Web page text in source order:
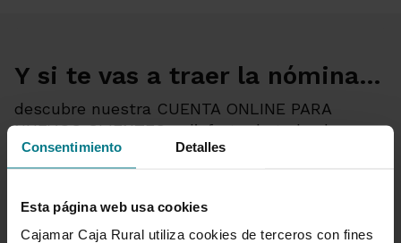
Consentimiento Detalles
Esta página web usa cookies
Cajamar Caja Rural utiliza cookies de terceros con fines
Y si te vas a traer la nómina...
descubre nuestra CUENTA ONLINE PARA
NUEVOS CLIENTES y disfruta de todas las
ventajas de tenerla con nosotros.
Ir a Cuenta Online - Para nuevos clientes
Y si te vas a traer la